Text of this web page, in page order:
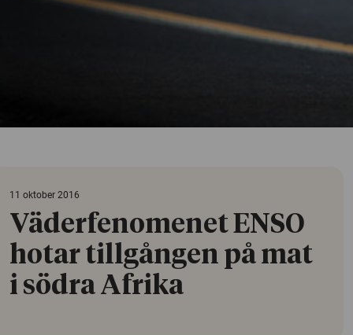
11 oktober 2016
Väderfenomenet ENSO
hotar tillgången på mat
i södra Afrika